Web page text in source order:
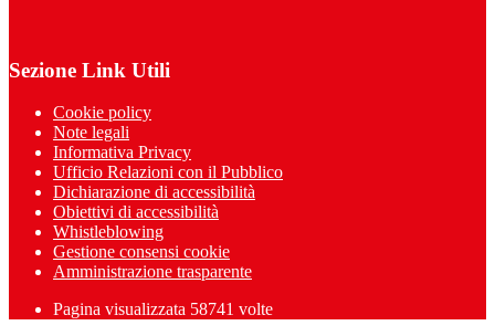
Sezione Link Utili
Cookie policy
Note legali
Informativa Privacy
Ufficio Relazioni con il Pubblico
Dichiarazione di accessibilità
Obiettivi di accessibilità
Whistleblowing
Gestione consensi cookie
Amministrazione trasparente
Pagina visualizzata 58741 volte